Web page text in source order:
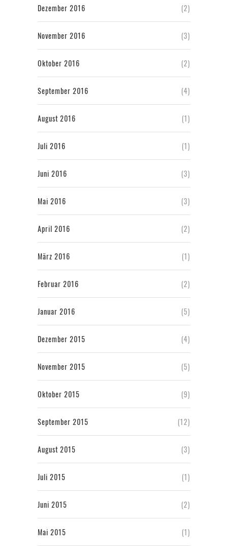
Dezember 2016 (2)
November 2016 (3)
Oktober 2016 (2)
September 2016 (4)
August 2016 (1)
Juli 2016 (1)
Juni 2016 (3)
Mai 2016 (3)
April 2016 (2)
März 2016 (1)
Februar 2016 (2)
Januar 2016 (5)
Dezember 2015 (4)
November 2015 (5)
Oktober 2015 (9)
September 2015 (12)
August 2015 (3)
Juli 2015 (1)
Juni 2015 (2)
Mai 2015 (1)